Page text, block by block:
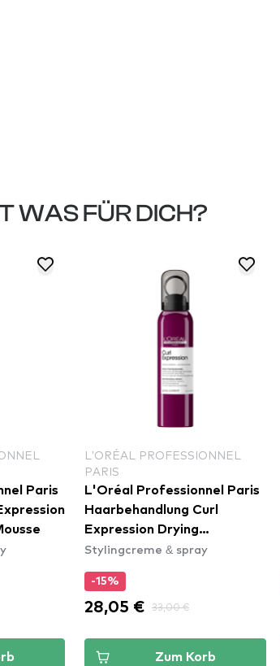
WAS FÜR DICH?
Paris
L'ORÉAL PROFESSIONNEL
PARIS
L'Oréal Professionnel Paris
Haarbehandlung Curl
Expression Drying
Accelerator Leave In
Stylingcreme & spray
-15%
28,05 € 33,00 €
Zum Korb